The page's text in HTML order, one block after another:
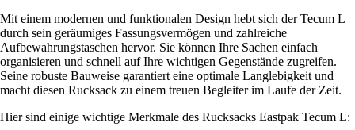
Mit einem modernen und funktionalen Design hebt sich der Tecum L
durch sein geräumiges Fassungsvermögen und zahlreiche
Aufbewahrungstaschen hervor. Sie können Ihre Sachen einfach
organisieren und schnell auf Ihre wichtigen Gegenstände zugreifen.
Seine robuste Bauweise garantiert eine optimale Langlebigkeit und
macht diesen Rucksack zu einem treuen Begleiter im Laufe der Zeit.
Hier sind einige wichtige Merkmale des Rucksacks Eastpak Tecum L: